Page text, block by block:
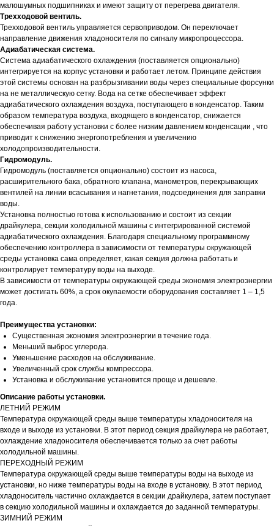
малошумных подшипниках и имеют защиту от перегрева двигателя.
Трехходовой вентиль.
Трехходовой вентиль управляется сервоприводом. Он переключает
направление движения хладоносителя по сигналу микропроцессора.
Адиабатическая система.
Система адиабатического охлаждения (поставляется опционально)
интегрируется на корпус установки и работает летом. Принципе действия
этой системы основан на разбрызгивании воды через специальные форсунки
на не металлическую сетку. Вода на сетке обеспечивает эффект
адиабатического охлаждения воздуха, поступающего в конденсатор. Таким
образом температура воздуха, входящего в конденсатор, снижается
обеспечивая работу установки с более низким давлением конденсации , что
приводит к снижению энергопотребления и увеличению
холодопроизводительности.
Гидромодуль.
Гидромодуль (поставляется опционально) состоит из насоса,
расширительного бака, обратного клапана, манометров, перекрывающих
вентилей на линии всасывания и нагнетания, подсоединения для заправки
воды.
Установка полностью готова к использованию и состоит из секции
драйкулера, секции холодильной машины с интегрированной системой
адиабатического охлаждения. Благодаря специальному программному
обеспечению контроллера в зависимости от температуры окружающей
среды установка сама определяет, какая секция должна работать и
контролирует температуру воды на выходе.
В зависимости от температуры окружающей среды экономия электроэнергии
может достигать 60%, а срок окупаемости оборудования составляет 1 – 1,5
года.
Преимущества установки:
Существенная экономия электроэнергии в течение года.
Меньший выброс углерода.
Уменьшение расходов на обслуживание.
Увеличенный срок службы компрессора.
Установка и обслуживание установится проще и дешевле.
Описание работы установки.
ЛЕТНИЙ РЕЖИМ
Температура окружающей среды выше температуры хладоносителя на
входе и выходе из установки. В этот период секция драйкулера не работает,
охлаждение хладоносителя обеспечивается только за счет работы
холодильной машины.
ПЕРЕХОДНЫЙ РЕЖИМ
Температура окружающей среды выше температуры воды на выходе из
установки, но ниже температуры воды на входе в установку. В этот период
хладоноситель частично охлаждается в секции драйкулера, затем поступает
в секцию холодильной машины и охлаждается до заданной температуры.
ЗИМНИЙ РЕЖИМ